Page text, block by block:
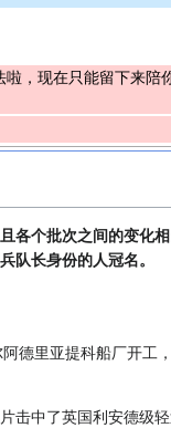
，现在只能留下来陪你
各个批次之间的变化
队长身份的人冠名。
德里亚提科船厂开工，
击中了英国利安德级